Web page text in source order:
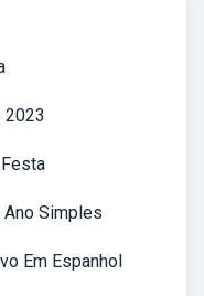
2023
Simples
Em Espanhol